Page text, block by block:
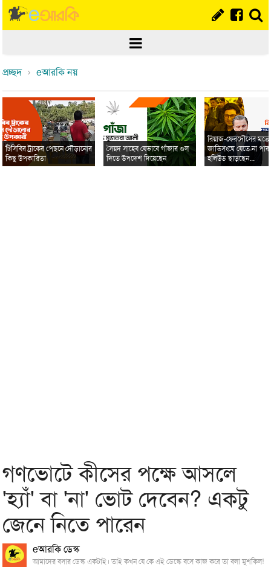
প্রচ্ছদ eআরকি নয়
টিসিবির ট্রাকের পেছনে দৌড়ানোর
কিছু উপকারিতা
সৈয়দ সাহেব যেভাবে গাঁজার গুল
দিতে উপদেশ দিয়েছেন
রিয়াজ-ফেরদৌসের মতো
জাতিসংঘে যেতে না
হলিউড ছাড়ছেন...
গণভোটে কীসের পক্ষে আসলে
'হ্যাঁ' বা 'না' ভোট দেবেন? একটু
জেনে নিতে পারেন
eআরকি ডেস্ক
আমাদের বসার ডেস্ক একটাই। তাই কখন যে কে এই ডেস্কে বসে কাজ করে তা বলা মুশকিল!